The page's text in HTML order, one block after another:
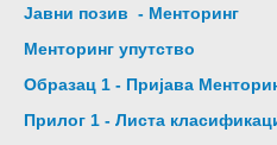
Јавни позив - Менторинг
Менторинг упутство
Образац 1 - Пријава
Прилог 1 - Листа